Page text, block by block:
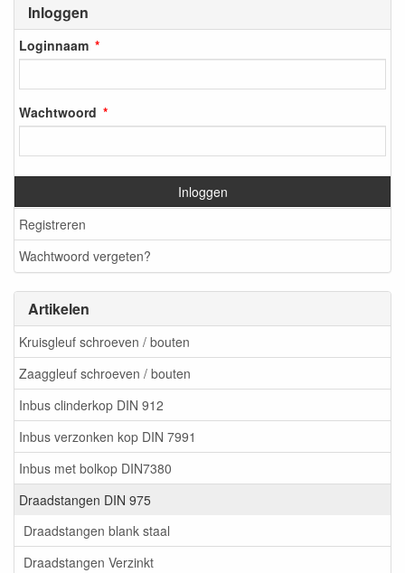
Inloggen
Loginnaam
Wachtwoord
Inloggen
Registreren
Wachtwoord vergeten?
Artikelen
Kruisgleuf schroeven / bouten
Zaaggleuf schroeven / bouten
Inbus clinderkop DIN 912
Inbus verzonken kop DIN 7991
Inbus met bolkop DIN7380
Draadstangen DIN 975
Draadstangen blank staal
Draadstangen Verzinkt